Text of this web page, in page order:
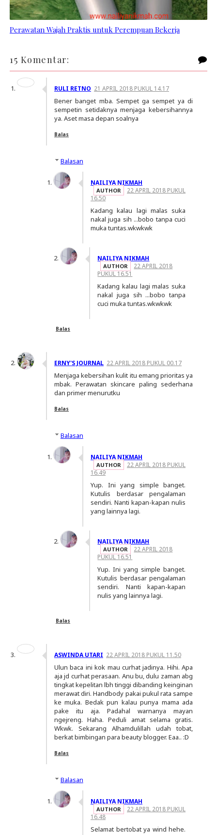
Perawatan Wajah Praktis untuk Perempuan Bekerja
15 Komentar:
RULI RETNO 21 APRIL 2018 PUKUL 14.17
Bener banget mba. Sempet ga sempet ya di
sempetin setidaknya menjaga kebersihannya
ya. Aset masa depan soalnya
Balas
Balasan
NAILIYA NIKMAH
22 APRIL 2018 PUKUL
16.50
Kadang kalau lagi malas suka
nakal juga sih ...bobo tanpa cuci
muka tuntas.wkwkwk
NAILIYA NIKMAH
22 APRIL 2018
PUKUL 16.51
Kadang kalau lagi malas suka
nakal juga sih ...bobo tanpa
cuci muka tuntas.wkwkwk
Balas
ERNY'S JOURNAL 22 APRIL 2018 PUKUL 00.17
Menjaga kebersihan kulit itu emang prioritas ya
mbak. Perawatan skincare paling sederhana
dan primer menurutku
Balas
Balasan
NAILIYA NIKMAH
22 APRIL 2018 PUKUL
16.49
Yup. Ini yang simple banget.
Kutulis berdasar pengalaman
sendiri. Nanti kapan-kapan nulis
yang lainnya lagi.
NAILIYA NIKMAH
22 APRIL 2018
PUKUL 16.51
Yup. Ini yang simple banget.
Kutulis berdasar pengalaman
sendiri. Nanti kapan-kapan
nulis yang lainnya lagi.
Balas
ASWINDA UTARI 22 APRIL 2018 PUKUL 11.50
Ulun baca ini kok mau curhat jadinya. Hihi. Apa
aja jd curhat perasaan. Anu bu, dulu zaman abg
tingkat kepelitan lbh tinggi dibanding keinginan
merawat diri. Handbody pakai pukul rata sampe
ke muka. Bedak pun kalau punya mama ada
pake itu aja. Padahal warnanya mayan
ngejreng. Haha. Peduli amat selama gratis.
Wkwk. Sekarang Alhamdulillah udah tobat,
berkat bimbingan para beauty blogger. Eaa.. :D
Balas
Balasan
NAILIYA NIKMAH
22 APRIL 2018 PUKUL
16.48
Selamat bertobat ya wind hehe.